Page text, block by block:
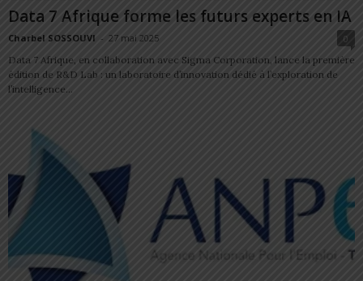
Data 7 Afrique forme les futurs experts en IA
Charbel SOSSOUVI - 27 mai 2025
0
Data 7 Afrique, en collaboration avec Sigma Corporation, lance la première
édition de R&D Lab : un laboratoire d’innovation dédié à l’exploration de
l’intelligence...